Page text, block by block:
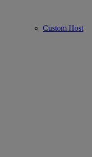
Custom Host